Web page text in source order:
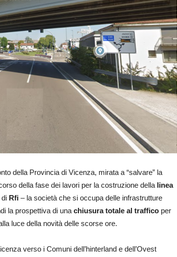
della Provincia di Vicenza, mirata a “salvare” la
della fase dei lavori per la costruzione della linea
di Rfi – la società che si occupa delle infrastrutture
la prospettiva di una chiusura totale al traffico per
luce della novità delle scorse ore.
verso i Comuni dell’hinterland e dell’Ovest